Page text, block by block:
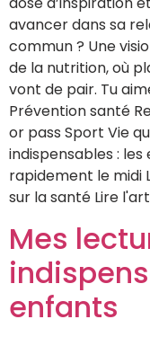
avancer dans sa
commun ? Une
de la nutrition, où
vont de pair. Tu
Prévention santé
or pass Sport Vie
indispensables :
rapidement le midi
sur la santé Lire
Mes
enfants